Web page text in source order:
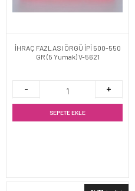
İHRAÇ FAZLASI ÖRGÜ İPİ 500-550
GR (5 Yumak) V-5621
SEPETE EKLE